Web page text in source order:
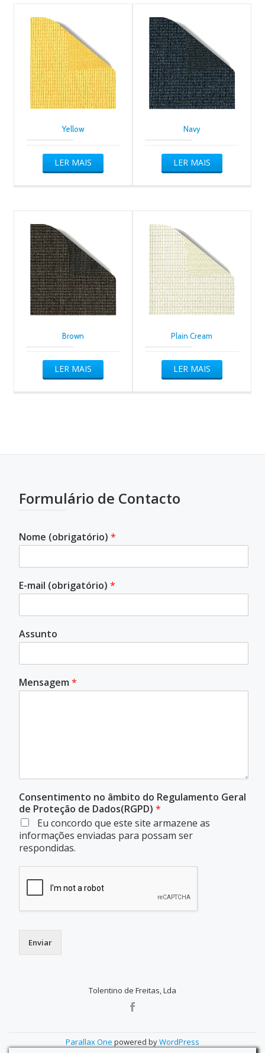
Yellow
LER MAIS
Navy
LER MAIS
Brown
LER MAIS
Plain Cream
LER MAIS
Formulário de Contacto
Nome (obrigatório) *
E-mail (obrigatório) *
Assunto
Mensagem *
Consentimento no âmbito do Regulamento Geral
de Proteção de Dados(RGPD) *
Eu concordo que este site armazene as
informações enviadas para possam ser
respondidas.
Enviar
Tolentino de Freitas, Lda
Parallax One powered byWordPress